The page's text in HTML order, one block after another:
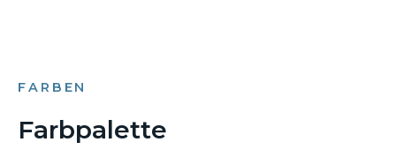
FARBEN
Farbpalette